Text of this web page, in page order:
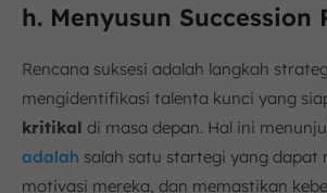
h. Menyusun Succession
Rencana suksesi adalah langkah
mengidentifikasi talenta kunci yang
kritikal di masa depan. Hal ini
adalah salah satu startegi yang dapat
motivasi mereka, dan memastikan